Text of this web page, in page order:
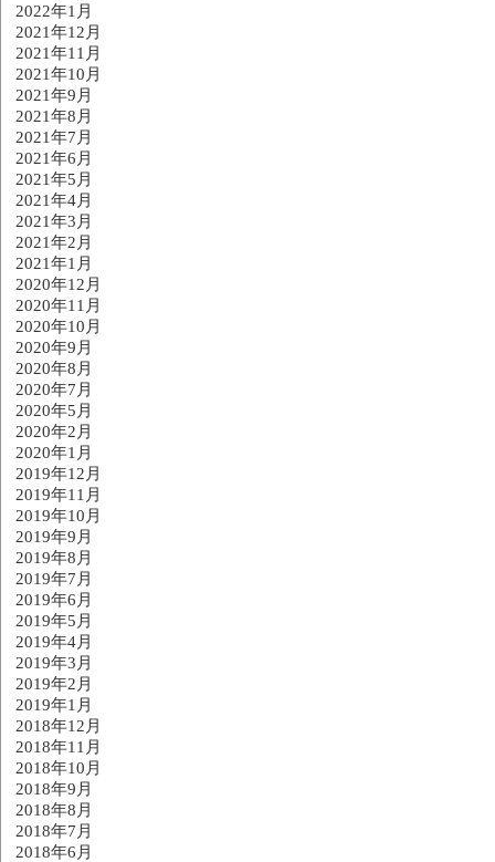
2022年1月
2021年12月
2021年11月
2021年10月
2021年9月
2021年8月
2021年7月
2021年6月
2021年5月
2021年4月
2021年3月
2021年2月
2021年1月
2020年12月
2020年11月
2020年10月
2020年9月
2020年8月
2020年7月
2020年5月
2020年2月
2020年1月
2019年12月
2019年11月
2019年10月
2019年9月
2019年8月
2019年7月
2019年6月
2019年5月
2019年4月
2019年3月
2019年2月
2019年1月
2018年12月
2018年11月
2018年10月
2018年9月
2018年8月
2018年7月
2018年6月